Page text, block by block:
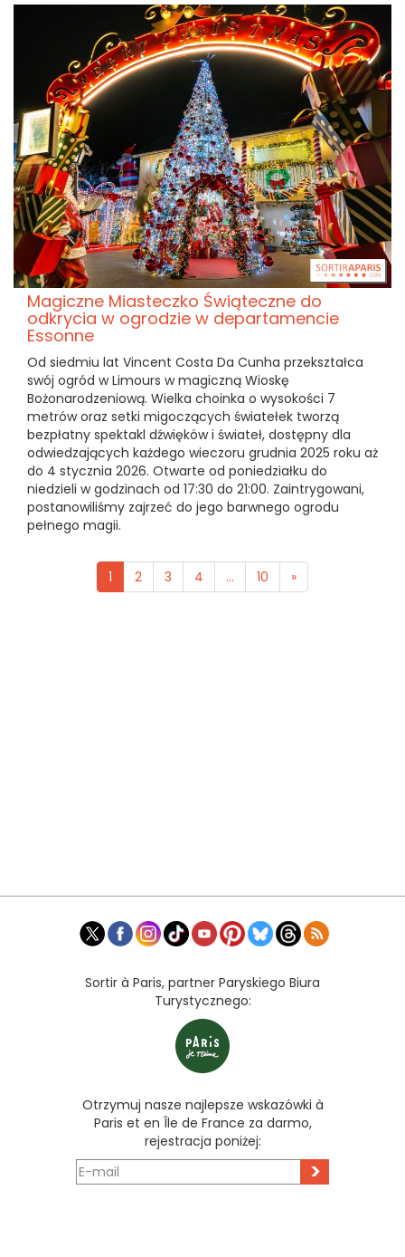
Magiczne Miasteczko Świąteczne do
odkrycia w ogrodzie w departamencie
Essonne
Od siedmiu lat Vincent Costa Da Cunha przekształca
swój ogród w Limours w magiczną Wioskę
Bożonarodzeniową. Wielka choinka o wysokości 7
metrów oraz setki migoczących światełek tworzą
bezpłatny spektakl dźwięków i świateł, dostępny dla
odwiedzających każdego wieczoru grudnia 2025 roku aż
do 4 stycznia 2026. Otwarte od poniedziałku do
niedzieli w godzinach od 17:30 do 21:00. Zaintrygowani,
postanowiliśmy zajrzeć do jego barwnego ogrodu
pełnego magii.
1 2 3 4 ... 10 »
Sortir à Paris, partner Paryskiego Biura
Turystycznego:
Otrzymuj nasze najlepsze wskazówki à
Paris et en Île de France za darmo,
rejestracja poniżej:
>